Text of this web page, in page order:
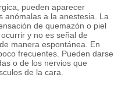
pueden aparecer
anómalas a la anestesia. La
de quemazón o piel
y no es señal de
manera espontánea. En
frecuentes. Pueden darse
o de los nervios que
de la cara.